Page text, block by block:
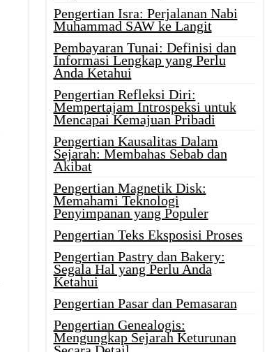
Pengertian Isra: Perjalanan Nabi
Muhammad SAW ke Langit
Pembayaran Tunai: Definisi dan
Informasi Lengkap yang Perlu
Anda Ketahui
Pengertian Refleksi Diri:
Mempertajam Introspeksi untuk
Mencapai Kemajuan Pribadi
Pengertian Kausalitas Dalam
Sejarah: Membahas Sebab dan
Akibat
Pengertian Magnetik Disk:
Memahami Teknologi
Penyimpanan yang Populer
Pengertian Teks Eksposisi Proses
Pengertian Pastry dan Bakery:
Segala Hal yang Perlu Anda
Ketahui
Pengertian Pasar dan Pemasaran
Pengertian Genealogis:
Mengungkap Sejarah Keturunan